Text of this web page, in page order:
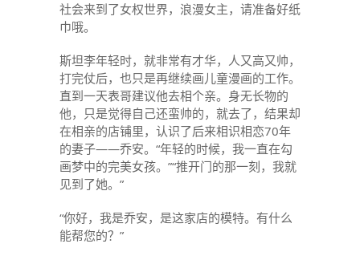
社会来到了女权世界，浪漫女主，请准备好纸
巾哦。
斯坦李年轻时，就非常有才华，人又高又帅，
打完仗后，也只是再继续画儿童漫画的工作。
直到一天表哥建议他去相个亲。身无长物的
他，只是觉得自己还蛮帅的，就去了，结果却
在相亲的店铺里，认识了后来相识相恋70年
的妻子——乔安。“年轻的时候，我一直在勾
画梦中的完美女孩。”“推开门的那一刻，我就
见到了她。”
“你好，我是乔安，是这家店的模特。有什么
能帮您的？”